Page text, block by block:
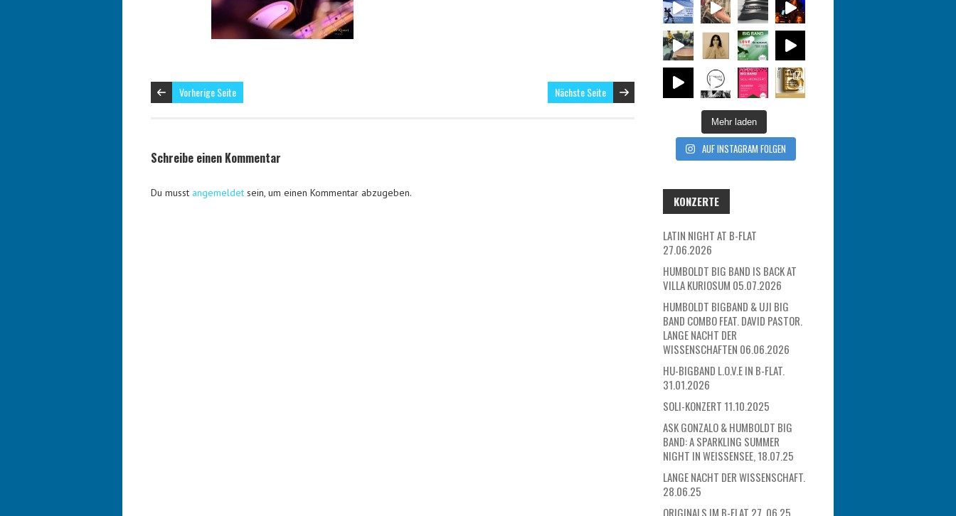
Vorherige Seite Nächste Seite
Schreibe einen Kommentar
Du musst angemeldet sein, um einen Kommentar abzugeben.
Mehr laden
AUF INSTAGRAM FOLGEN
KONZERTE
LATIN NIGHT AT B-FLAT
27.06.2026
HUMBOLDT BIG BAND IS BACK AT
VILLA KURIOSUM 05.07.2026
HUMBOLDT BIGBAND & UJI BIG
BAND COMBO FEAT. DAVID PASTOR.
LANGE NACHT DER
WISSENSCHAFTEN 06.06.2026
HU-BIGBAND L.O.V.E IN B-FLAT.
31.01.2026
SOLI-KONZERT 11.10.2025
ASK GONZALO & HUMBOLDT BIG
BAND: A SPARKLING SUMMER
NIGHT IN WEISSENSEE, 18.07.25
LANGE NACHT DER WISSENSCHAFT.
28.06.25
ORIGINALS IM B-FLAT 27. 06.25